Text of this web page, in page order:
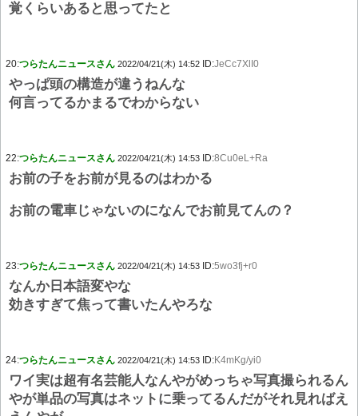
覚くらいあると思ってたと
20:つらたんニュースさん 2022/04/21(木) 14:52 ID:JeCc7XlI0
やっぱ頭の構造が違うねんな
何言ってるかまるでわからない
22:つらたんニュースさん 2022/04/21(木) 14:53 ID:8Cu0eL+Ra
お前の子をお前が見るのはわかる
お前の電車じゃないのになんでお前見てんの？
23:つらたんニュースさん 2022/04/21(木) 14:53 ID:5wo3fj+r0
なんか日本語変やな
効きすぎて焦って書いたんやろな
24:つらたんニュースさん 2022/04/21(木) 14:53 ID:K4mKg/yi0
ワイ実は超有名芸能人なんやがめっちゃ写真撮られるん
やが単品の写真はネットに乗ってるんだがそれ見ればえ